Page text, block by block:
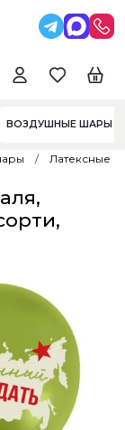
ВОЗДУШНЫЕ ШАРЫ
Латексные